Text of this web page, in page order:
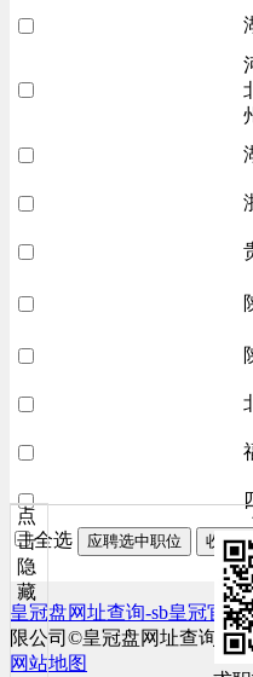
全选
应聘选中职位 收藏
皇冠盘网址查询-sb皇冠官网
限公司©皇冠盘网址查询的
点
击
隐
藏
网站地图